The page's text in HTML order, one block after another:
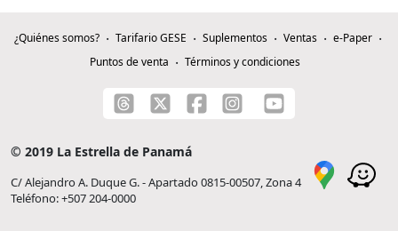
¿Quiénes somos? Tarifario GESE Suplementos Ventas
e-Paper
Puntos de venta
Términos y condiciones
© 2019 La Estrella de Panamá
C/ Alejandro A. Duque G. - Apartado 0815-00507, Zona 4
Teléfono: +507 204-0000